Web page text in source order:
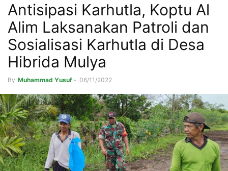
Antisipasi Karhutla, Koptu Al
Alim Laksanakan Patroli dan
Sosialisasi Karhutla di Desa
Hibrida Mulya
By Muhammad Yusuf - 06/11/2022